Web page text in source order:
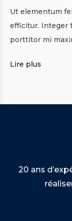
Ut elementum
efficitur. Integer
porttitor mi
Lire plus
20 ans